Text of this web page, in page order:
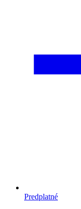
Predplatné